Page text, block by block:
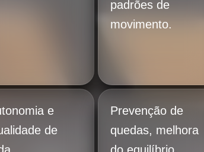
padrões de
movimento.
e
de
Prevenção de
quedas, melhora